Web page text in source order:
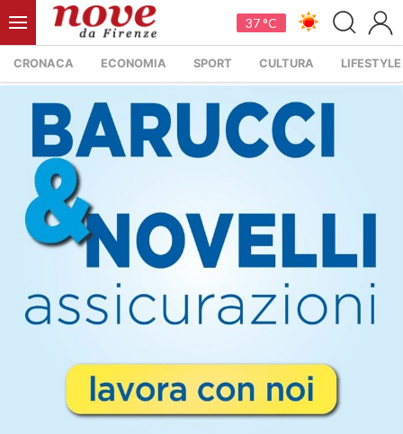
37 °C
CRONACA ECONOMIA SPORT CULTURA LIFESTYLE